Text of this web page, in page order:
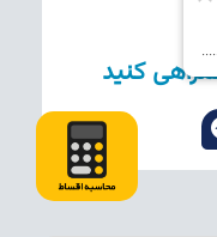
کنید